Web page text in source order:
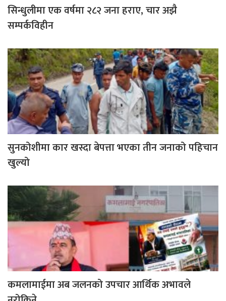
सिन्धुलीमा एक वर्षमा २८२ जना हराए, चार अझै
सम्पर्कविहीन
सुनकोशीमा कार खस्दा बेपत्ता भएका तीन जनाको पहिचान
खुल्यो
कमलामाईमा अब जलनको उपचार आर्थिक अभावले